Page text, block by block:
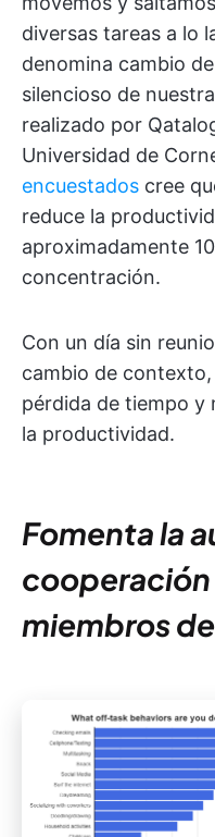
diversas tareas a lo
denomina cambio
silencioso de
realizado por
Universidad de
encuestados cree
reduce la
aproximadamente
concentración.
Con un día sin
cambio de
pérdida de tiempo y
la productividad.
Fomenta la
miembros